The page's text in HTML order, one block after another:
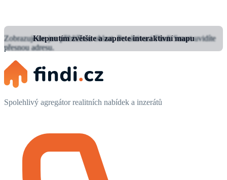
Klepnutím zvětšíte a zapnete interaktivní mapu
Zobrazujeme jen přibližnou oblast.Po aktivaci Findi Smart uvidíte
přesnou adresu.
Spolehlivý agregátor realitních nabídek a inzerátů